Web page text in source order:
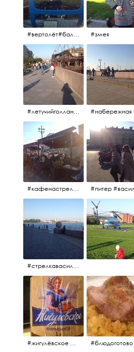
#вертолёт#балтийскиеавиалинии #петропавловскаякрепость #заячийостров #полётынадпитером #полётынадгородом #полёты #змея
#летучийголландец #набережнаяневы
#кафенастрелкевасильевскогоострова #байкеры
#стрелкавасильевскогоострова #нева #река
#жигулёвское #пиво #свежеепиво #beer #напиток